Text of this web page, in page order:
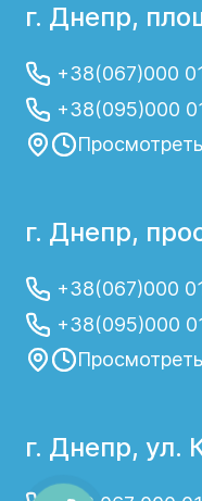
г. Днепр,
+38(067)000
+38(095)000
Просмотреть
г. Днепр,
+38(067)000
+38(095)000
Просмотреть
г. Днепр, ул.